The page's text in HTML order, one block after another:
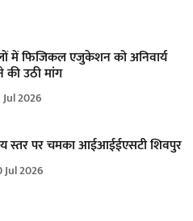
में फिजिकल एजुकेशन को अनिवार्य
की उठी मांग
Jul 2026
स्तर पर चमका आईआईईएसटी शिवपुर
Jul 2026